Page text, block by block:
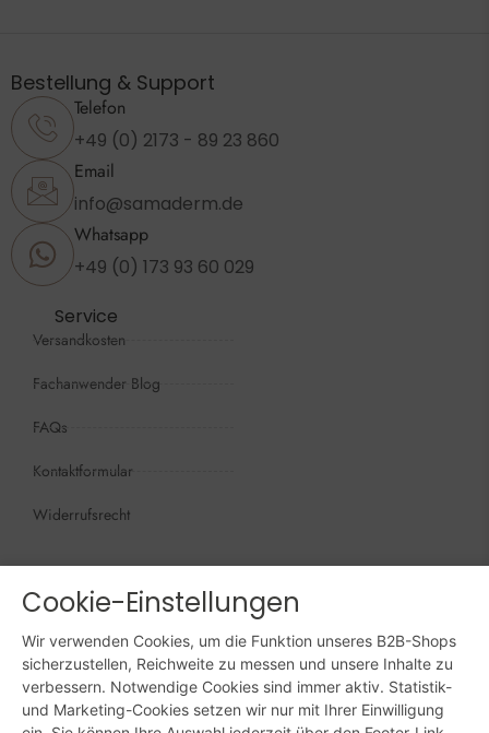
Bestellung & Support
Telefon
+49 (0) 2173 - 89 23 860
Email
info@samaderm.de
Whatsapp
+49 (0) 173 93 60 029
Service
Versandkosten
Fachanwender Blog
FAQs
Kontaktformular
Widerrufsrecht
Öffnungszeiten
Wir sind persönlich, für Sie da:
Mo - Do: 09:00 - 16:00 Uhr
Fr: 09:00 - 15:00 Uhr
Sa + So: geschlossen
Cookie-Einstellungen
Wir verwenden Cookies, um die Funktion unseres B2B-Shops
sicherzustellen, Reichweite zu messen und unsere Inhalte zu
verbessern. Notwendige Cookies sind immer aktiv. Statistik-
und Marketing-Cookies setzen wir nur mit Ihrer Einwilligung